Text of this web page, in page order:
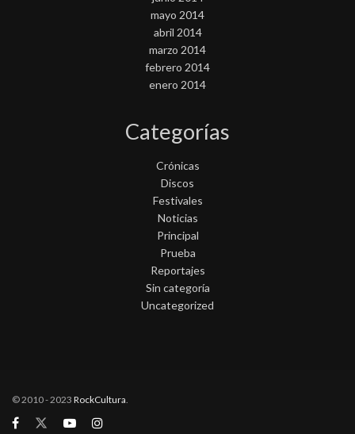
mayo 2014
abril 2014
marzo 2014
febrero 2014
enero 2014
Categorías
Crónicas
Discos
Festivales
Noticias
Principal
Prueba
Reportajes
Sin categoría
Uncategorized
© 2010 - 2023 RockCultura.